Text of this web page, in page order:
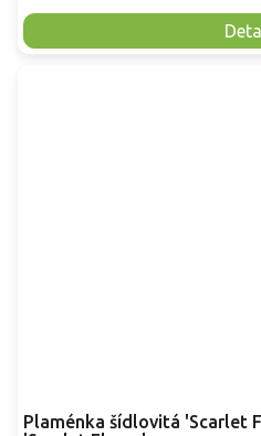
Plaménka šídlovitá 'Scarlet